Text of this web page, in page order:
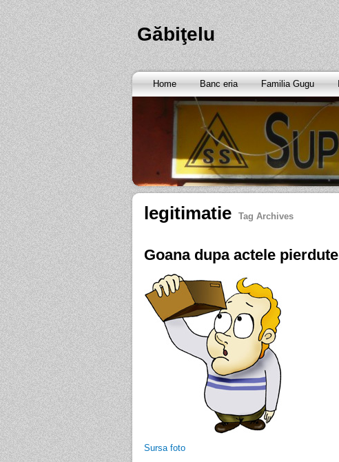
Găbiţelu
Home Banc eria Familia Gugu
legitimatie Tag Archives
Goana dupa actele pierdute
Sursa foto